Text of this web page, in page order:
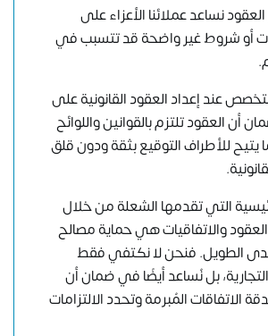
نساعد عملائنا الأعزاء على
أو شروط غير واضحة قد تتسبب في
عند إعداد العقود القانونية على
أن العقود تلتزم بالقوانين واللوائح
يتيح للأطراف التوقيع بثقة ودون قلق
التي تقدمها الشعلة من خلال
والاتفاقيات هي حماية مصالح
الطويل. فنحن لا نكتفي فقط
بل نُساعد أيضًا في ضمان أن
الاتفاقات المُبرمة وتحدد الالتزامات